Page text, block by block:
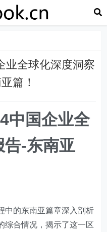
业全球化深度洞察
篇！
中国企业全
告-东南亚
中的东南亚篇章深入剖析
综合情况，揭示了这一区